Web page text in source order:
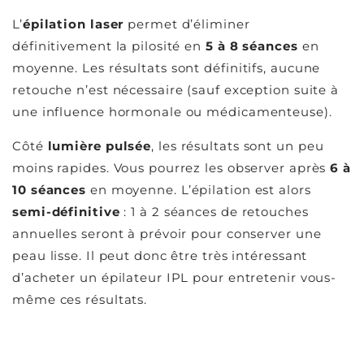
L’épilation laser permet d’éliminer
définitivement la pilosité en 5 à 8 séances en
moyenne. Les résultats sont définitifs, aucune
retouche n’est nécessaire (sauf exception suite à
une influence hormonale ou médicamenteuse).
Côté lumière pulsée, les résultats sont un peu
moins rapides. Vous pourrez les observer après6 à
10 séances en moyenne. L’épilation est alors
semi-définitive : 1 à 2 séances de retouches
annuelles seront à prévoir pour conserver une
peau lisse. Il peut donc être très intéressant
d’acheter un épilateur IPL pour entretenir vous-
même ces résultats.